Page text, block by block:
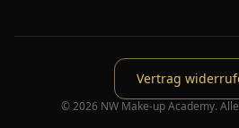
Vertrag
©2026 NW Make-up Academy.